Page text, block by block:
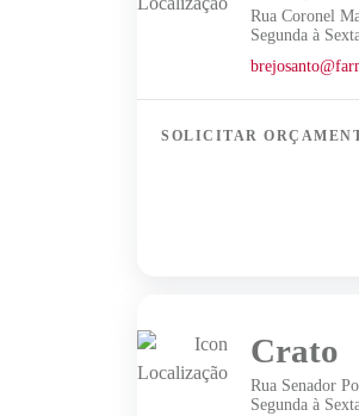
Rua Coronel
Segunda à
SOLICITAR
Crato
Rua Senador
Segunda à